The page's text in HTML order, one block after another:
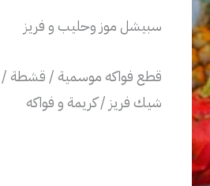
سبيشل موز وحليب و فريز
قطع فواكه موسمية / قشطة /
شيك فريز / كريمة و فواكه
وحليب
فريز